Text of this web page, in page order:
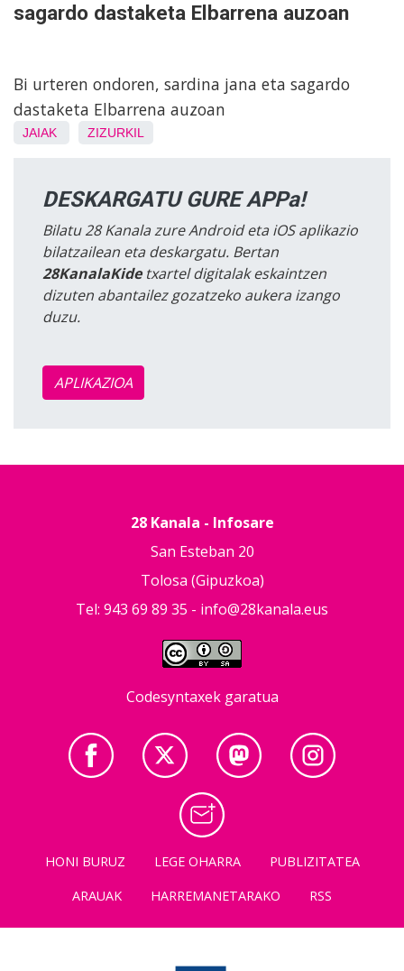
sagardo dastaketa Elbarrena auzoan
Bi urteren ondoren, sardina jana eta sagardo
dastaketa Elbarrena auzoan
JAIAK ZIZURKIL
DESKARGATU GURE APPa!
Bilatu 28 Kanala zure Android eta iOS aplikazio
bilatzailean eta deskargatu. Bertan
28KanalaKidetxartel digitalak eskaintzen
dizuten abantailez gozatzeko aukera izango
duzu.
APLIKAZIOA
28 Kanala - Infosare
San Esteban 20
Tolosa (Gipuzkoa)
Tel: 943 69 89 35 - info@28kanala.eus
Codesyntaxek garatua
HONI BURUZ LEGE OHARRA
PUBLIZITATEA
ARAUAK
HARREMANETARAKO RSS